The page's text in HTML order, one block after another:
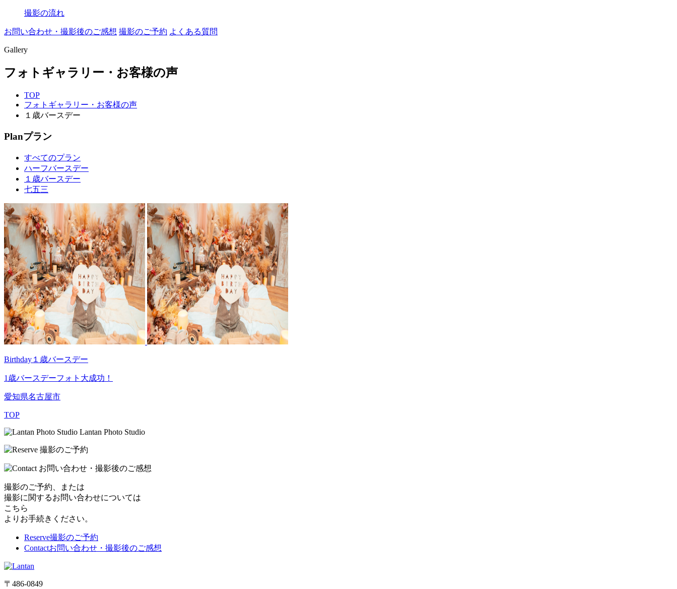
撮影の流れ
お問い合わせ・撮影後のご感想 撮影のご予約 よくある質問
Gallery
フォトギャラリー・お客様の声
TOP
フォトギャラリー・お客様の声
１歳バースデー
Planプラン
すべてのプラン
ハーフバースデー
１歳バースデー
七五三
Birthday １歳バースデー
1歳バースデーフォト大成功！
愛知県名古屋市
TOP
撮影のご予約、または
撮影に関するお問い合わせについては
こちら
よりお手続きください。
Reserve撮影のご予約
Contactお問い合わせ・撮影後のご感想
〒486-0849